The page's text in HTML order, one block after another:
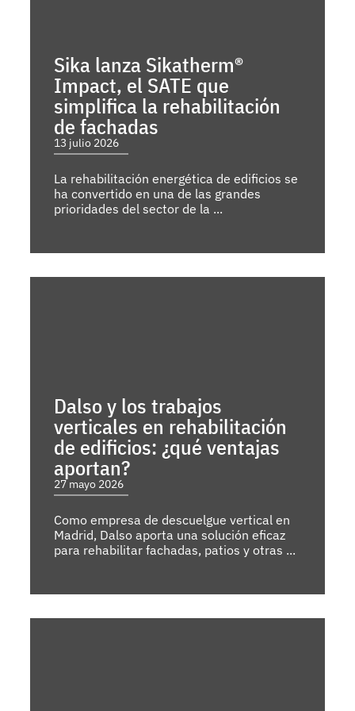
Sika lanza Sikatherm®
Impact, el SATE que
simplifica la rehabilitación
de fachadas
13 julio 2026
La rehabilitación energética de edificios se
ha convertido en una de las grandes
prioridades del sector de la ...
Dalso y los trabajos
verticales en rehabilitación
de edificios: ¿qué ventajas
aportan?
27 mayo 2026
Como empresa de descuelgue vertical en
Madrid, Dalso aporta una solución eficaz
para rehabilitar fachadas, patios y otras ...